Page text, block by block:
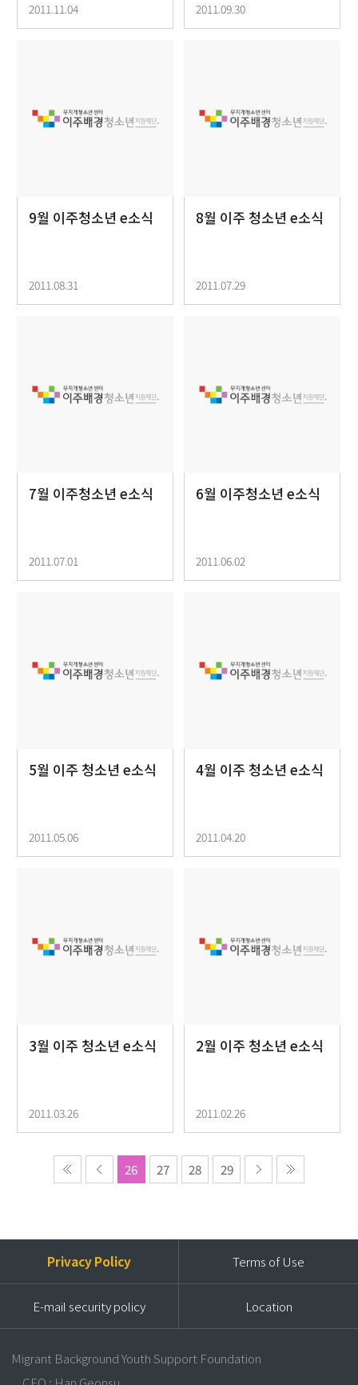
2011.11.04 2011.09.30
9월 이주청소년 e소식
2011.08.31
8월 이주 청소년 e소식
2011.07.29
7월 이주청소년 e소식
2011.07.01
6월 이주청소년 e소식
2011.06.02
5월 이주 청소년 e소식
2011.05.06
4월 이주 청소년 e소식
2011.04.20
3월 이주 청소년 e소식
2011.03.26
2월 이주 청소년 e소식
2011.02.26
26 27 28 29
Privacy Policy Terms of Use
E-mail security policy Location
Migrant Background Youth Support Foundation